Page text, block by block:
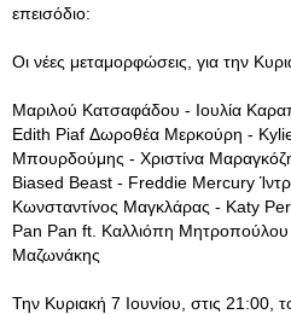
επεισόδιο:
Οι νέες μεταμορφώσεις, για την
Μαριλού Κατσαφάδου - Ιουλία
Edith Piaf Δωροθέα Μερκούρη -
Μπουρδούμης - Χριστίνα
Biased Beast - Freddie Mercury
Κωνσταντίνος Μαγκλάρας - Katy
Pan Pan ft. Καλλιόπη
Μαζωνάκης
Την Κυριακή 7 Ιουνίου, στις 21:00,